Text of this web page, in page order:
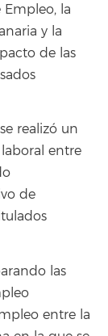
la
y la
de las
realizó un
entre
de
las
entre la